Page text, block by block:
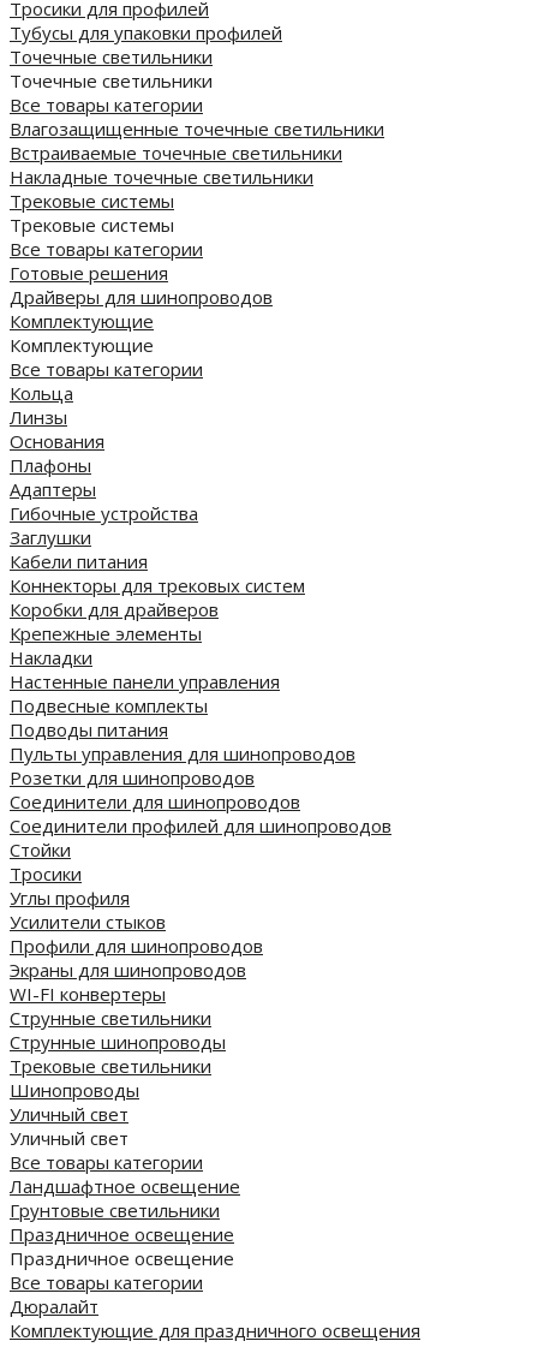
Тросики для профилей
Тубусы для упаковки профилей
Точечные светильники
Точечные светильники
Все товары категории
Влагозащищенные точечные светильники
Встраиваемые точечные светильники
Накладные точечные светильники
Трековые системы
Трековые системы
Все товары категории
Готовые решения
Драйверы для шинопроводов
Комплектующие
Комплектующие
Все товары категории
Кольца
Линзы
Основания
Плафоны
Адаптеры
Гибочные устройства
Заглушки
Кабели питания
Коннекторы для трековых систем
Коробки для драйверов
Крепежные элементы
Накладки
Настенные панели управления
Подвесные комплекты
Подводы питания
Пульты управления для шинопроводов
Розетки для шинопроводов
Соединители для шинопроводов
Соединители профилей для шинопроводов
Стойки
Тросики
Углы профиля
Усилители стыков
Профили для шинопроводов
Экраны для шинопроводов
WI-FI конвертеры
Струнные светильники
Струнные шинопроводы
Трековые светильники
Шинопроводы
Уличный свет
Уличный свет
Все товары категории
Ландшафтное освещение
Грунтовые светильники
Праздничное освещение
Праздничное освещение
Все товары категории
Дюралайт
Комплектующие для праздничного освещения